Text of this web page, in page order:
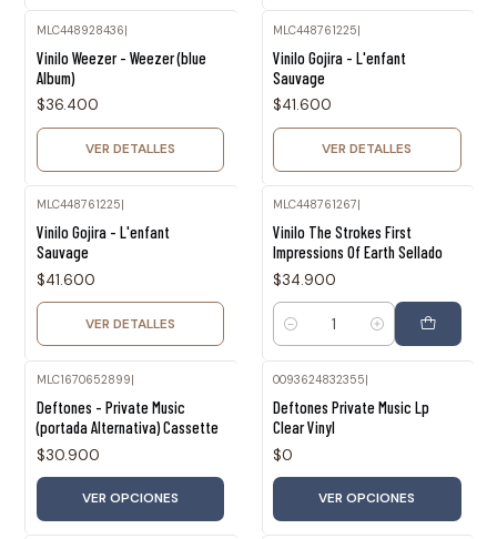
MLC448928436|
Vinilo Weezer - Weezer (blue
Album)
$36.400
VER DETALLES
MLC448761225|
Vinilo Gojira - L'enfant
Sauvage
$41.600
VER DETALLES
MLC448761225
Vinilo Gojira - L'enfant
Sauvage
$41.600
VER DETALLES
MLC448761267
Vinilo The Strokes First
Impressions Of Earth Sellado
$34.900
Cantidad
MLC1670652899|
Deftones - Private Music
(portada Alternativa) Cassette
$30.900
VER OPCIONES
0093624832355|
Deftones Private Music Lp
Clear Vinyl
$0
VER OPCIONES